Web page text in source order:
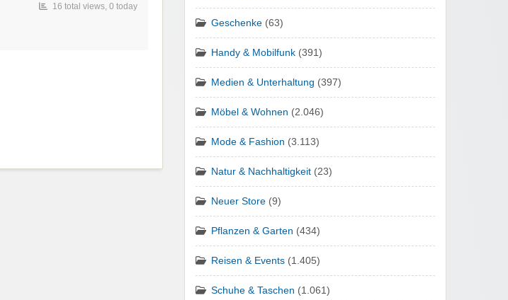
16 total views, 0 today
Geschenke (63)
Handy & Mobilfunk (391)
Medien & Unterhaltung (397)
Möbel & Wohnen (2.046)
Mode & Fashion (3.113)
Natur & Nachhaltigkeit (23)
Neuer Store (9)
Pflanzen & Garten (434)
Reisen & Events (1.405)
Schuhe & Taschen (1.061)